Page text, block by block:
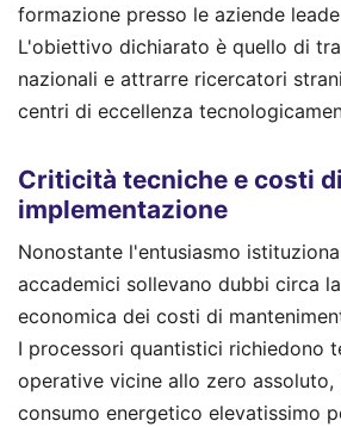
formazione presso le aziende
L'obiettivo dichiarato è quello di
nazionali e attrarre ricercatori
centri di eccellenza
Criticità tecniche e costi di
implementazione
Nonostante l'entusiasmo
accademici sollevano dubbi circa
economica dei costi di
I processori quantistici richiedono
operative vicine allo zero
consumo energetico elevatissimo